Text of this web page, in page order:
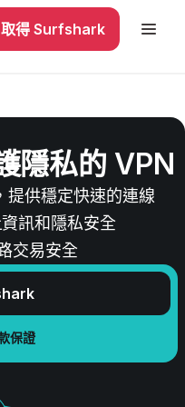
取得 Surfshark
隱私的 VPN
提供穩定快速的連線
訊和隱私安全
交易安全
保證